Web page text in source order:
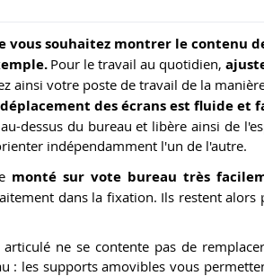
vous souhaitez montrer le contenu
Pour le travail au quotidien,
ainsi votre poste de travail de la
déplacement des écrans est fluide et
dessus du bureau et libère ainsi de
indépendamment l'un de l'autre.
monté sur vote bureau très
dans la fixation. Ils restent
ne se contente pas de
: les supports amovibles vous